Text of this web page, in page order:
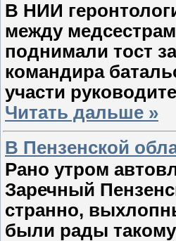
В НИИ
между
поднимали тост
командира
участи
Читать дальше »
В Пензенской
Рано утром
Заречный
странно,
были рады такому